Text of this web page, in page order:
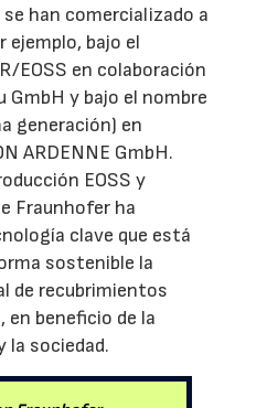
se han comercializado a
ejemplo, bajo el
EOSS en colaboración
GmbH y bajo el nombre
generación) en
ARDENNE GmbH.
EOSS y
Fraunhofer ha
clave que está
sostenible la
de recubrimientos
en beneficio de la
la sociedad.